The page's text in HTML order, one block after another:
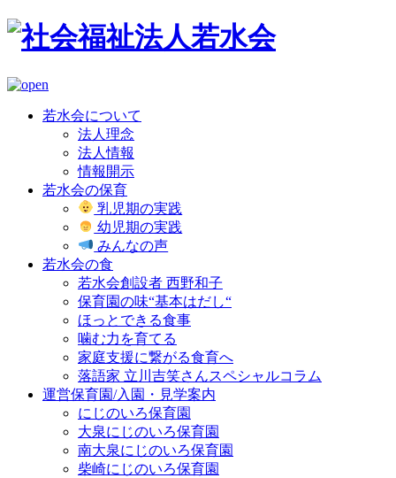
若水会について
法人理念
法人情報
情報開示
若水会の保育
乳児期の実践
幼児期の実践
みんなの声
若水会の食
若水会創設者 西野和子
保育園の味“基本はだし“
ほっとできる食事
噛む力を育てる
家庭支援に繋がる食育へ
落語家 立川吉笑さんスペシャルコラム
運営保育園/入園・見学案内
にじのいろ保育園
大泉にじのいろ保育園
南大泉にじのいろ保育園
柴崎にじのいろ保育園